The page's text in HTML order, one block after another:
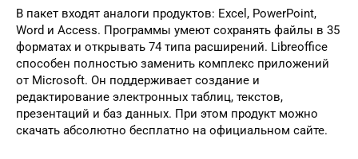
В пакет входят аналоги продуктов: Excel, PowerPoint,
Word и Access. Программы умеют сохранять файлы в 35
форматах и открывать 74 типа расширений. Libreoffice
способен полностью заменить комплекс приложений
от Microsoft. Он поддерживает создание и
редактирование электронных таблиц, текстов,
презентаций и баз данных. При этом продукт можно
скачать абсолютно бесплатно на официальном сайте.